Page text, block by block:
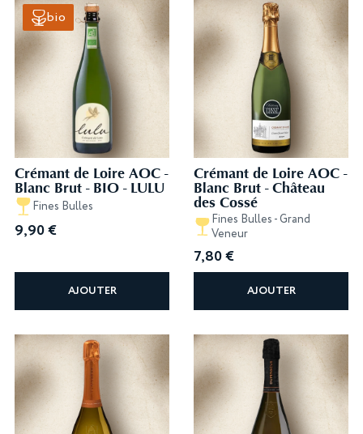
bio
Crémant de Loire AOC -
Blanc Brut - BIO - LULU
Fines Bulles
9,90€
AJOUTER
Crémant de Loire AOC -
Blanc Brut - Château
des Cossé
Fines Bulles - Grand
Veneur
7,80€
AJOUTER